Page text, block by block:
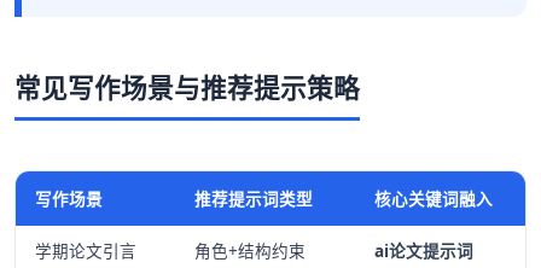
常见写作场景与推荐提示策略
写作场景 推荐提示词类型 核心关键词融入
学期论文引言 角色+结构约束 ai论文提示词